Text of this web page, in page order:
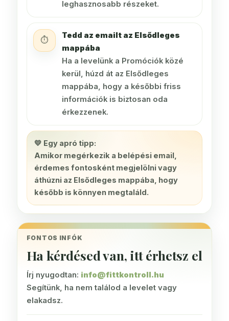
leghasznosabb részeket.
⏱️
Tedd az emailt az Elsődleges
mappába
Ha a levelünk a Promóciók közé
kerül, húzd át az Elsődleges
mappába, hogy a későbbi friss
információk is biztosan oda
érkezzenek.
💛 Egy apró tipp:
Amikor megérkezik a belépési email,
érdemes fontosként megjelölni vagy
áthúzni az Elsődleges mappába, hogy
később is könnyen megtaláld.
FONTOS INFÓK
Ha kérdésed van, itt érhetsz el
Írj nyugodtan: info@fittkontroll.hu
Segítünk, ha nem találod a levelet vagy
elakadsz.